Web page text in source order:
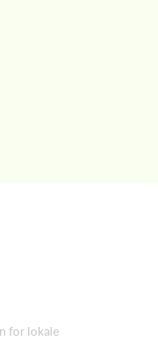
for lokale